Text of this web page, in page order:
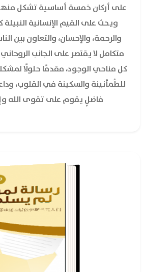
على أركان خمسة أساسية تشكل
ويحث على القيم الإنسانية النبيلة
والرحمة، والإحسان، والتعاون بين
متكامل لا يقتصر على الجانب
كل مناحي الوجود، مقدمًا حلولًا
للطُمأنينة والسكينة في القلوب،
فاضلٍ يقوم على تقوى الله